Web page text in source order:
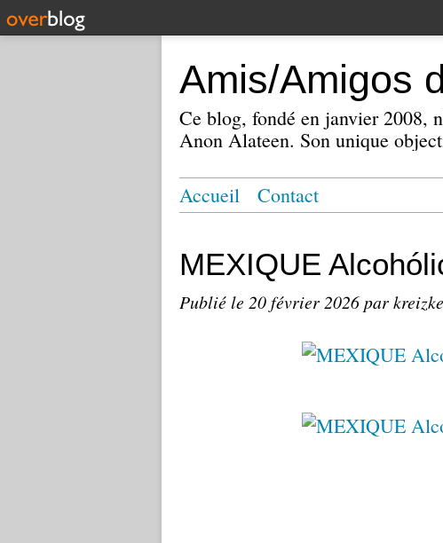
Amis/Amigos
Ce blog, fondé en janvier 2008,
Anon Alateen. Son unique
Accueil Contact
MEXIQUE
Publié le 20 février 2026par